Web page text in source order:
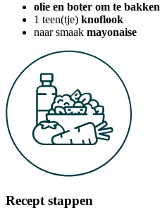
olie en boter om te bakken
1 teen(tje) knoflook
naar smaak mayonaise
Recept stappen